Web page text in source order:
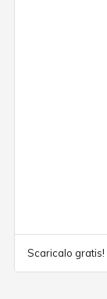
Scaricalo gratis!